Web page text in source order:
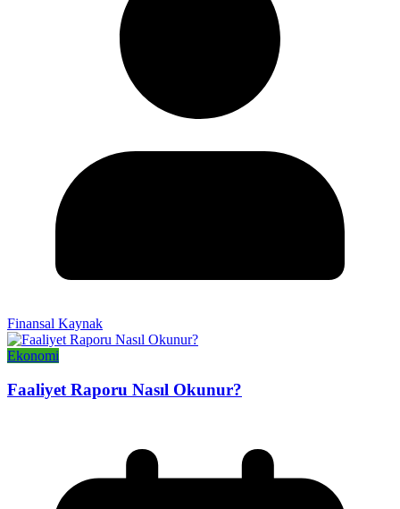
Finansal Kaynak
Ekonomi
Faaliyet Raporu Nasıl Okunur?